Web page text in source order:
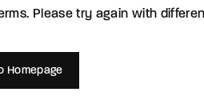
Please try again with
Homepage
Me